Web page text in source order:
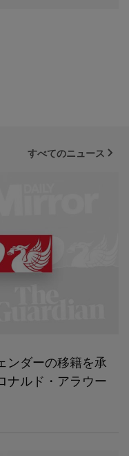
すべてのニュース
ンダーの移籍を承
ナルド・アラウー